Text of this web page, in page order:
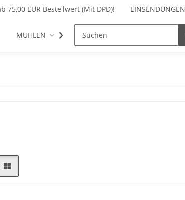
EINSENDUNGEN
75,00 EUR Bestellwert (Mit DPD)!
MÜHLEN REINIGUNG